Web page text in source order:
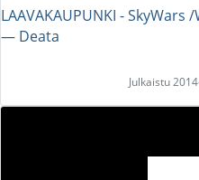
LAAVAKAUPUNKI - SkyWars
― Deata
Julkaistu